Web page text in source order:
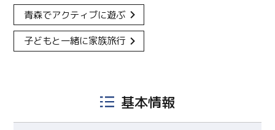
青森でアクティブに遊ぶ
子どもと一緒に家族旅行
基本情報